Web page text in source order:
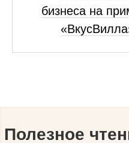
бизнеса на
Полезное